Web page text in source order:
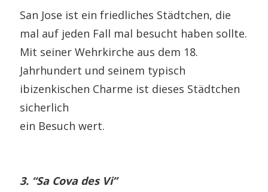
San Jose ist ein friedliches Städtchen, die
mal auf jeden Fall mal besucht haben sollte.
Mit seiner Wehrkirche aus dem 18.
Jahrhundert und seinem typisch
ibizenkischen Charme ist dieses Städtchen
sicherlich
ein Besuch wert.
3. “Sa Cova des Vi”